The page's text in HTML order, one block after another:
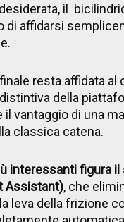
il
di affidarsi
resta affidata al
della
vantaggio di una
classica catena.
interessanti figura il
Assistant), che
leva della frizione